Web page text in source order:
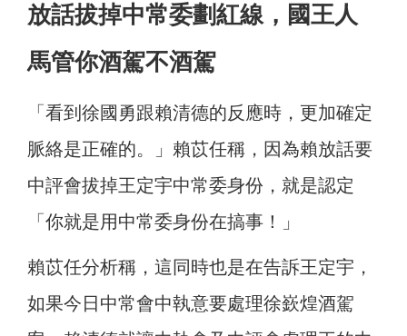
放話拔掉中常委劃紅線，國王人
馬管你酒駕不酒駕
「看到徐國勇跟賴清德的反應時，更加確定
脈絡是正確的。」賴苡任稱，因為賴放話要
中評會拔掉王定宇中常委身份，就是認定
「你就是用中常委身份在搞事！」
賴苡任分析稱，這同時也是在告訴王定宇，
如果今日中常會中執意要處理徐嶔煌酒駕